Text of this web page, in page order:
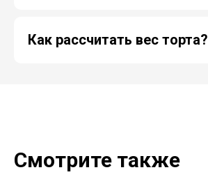
Как рассчитать вес торта?
Смотрите также